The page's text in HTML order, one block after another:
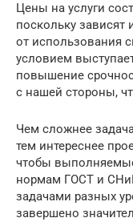
Цены на услуги
поскольку
от использования
условием
повышение
с нашей стороны,
Чем сложнее
тем интереснее
чтобы
нормам ГОСТ и
задачами разных
завершено